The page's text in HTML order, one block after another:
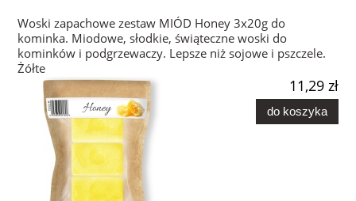
Woski zapachowe zestaw MIÓD Honey 3x20g do
kominka. Miodowe, słodkie, świąteczne woski do
kominków i podgrzewaczy. Lepsze niż sojowe i pszczele.
Żółte
11,29 zł
do koszyka